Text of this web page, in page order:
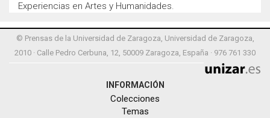
Experiencias en Artes y Humanidades.
© Prensas de la Universidad de Zaragoza, Universidad de Zaragoza,
2010 · Calle Pedro Cerbuna, 12, 50009 Zaragoza, España · 976 761 330
INFORMACIÓN
Colecciones
Temas